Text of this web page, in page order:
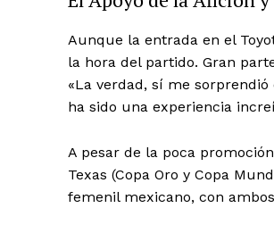
Aunque la entrada en el
la hora del partido. Gran
«La verdad, sí me
ha sido una experiencia
A pesar de la poca
Texas (Copa Oro y Copa
femenil mexicano, con